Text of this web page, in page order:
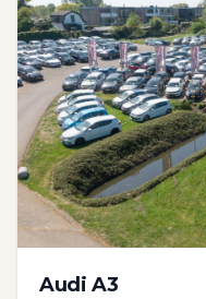
Audi A3